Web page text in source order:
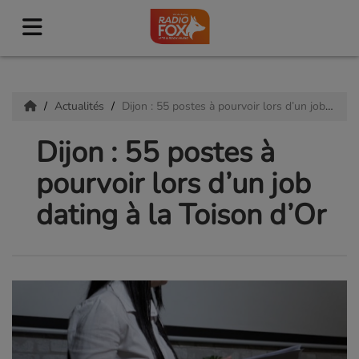
Actualités Dijon : 55 postes à pourvoir lors d’un job dating à la Toison d’Or
Dijon : 55 postes à
pourvoir lors d’un job
dating à la Toison d’Or